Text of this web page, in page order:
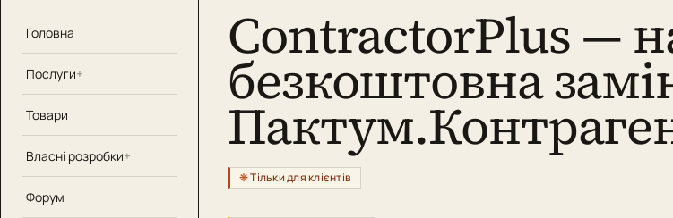
Головна
Послуги
Товари
Власні розробки
Форум
ContractorPlus —
безкоштовна
Тільки для клієнтів